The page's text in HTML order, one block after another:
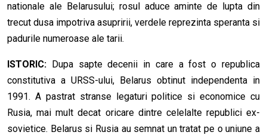
nationale ale Belarusului; rosul aduce aminte de lupta din
trecut dusa impotriva asupririi, verdele reprezinta speranta si
padurile numeroase ale tarii.
ISTORIC: Dupa sapte decenii in care a fost o republica
constitutiva a URSS-ului, Belarus obtinut independenta in
1991. A pastrat stranse legaturi politice si economice cu
Rusia, mai mult decat oricare dintre celelalte republici ex-
sovietice. Belarus si Rusia au semnat un tratat pe o uniune a